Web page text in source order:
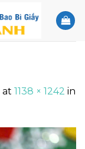
at 1138 × 1242 in